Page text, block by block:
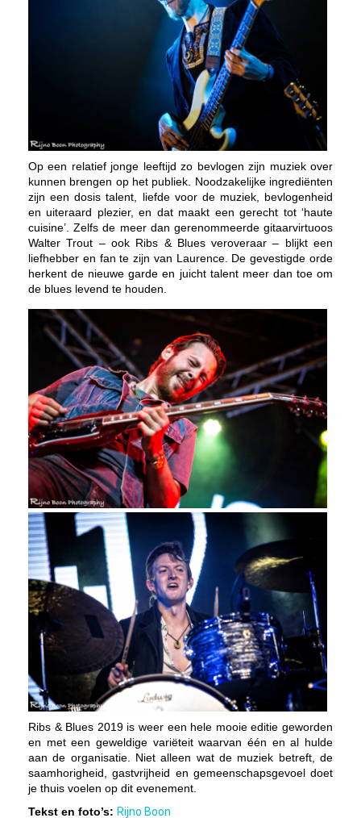
Op een relatief jonge leeftijd zo bevlogen zijn muziek over
kunnen brengen op het publiek. Noodzakelijke ingrediënten
zijn een dosis talent, liefde voor de muziek, bevlogenheid
en uiteraard plezier, en dat maakt een gerecht tot ‘haute
cuisine’. Zelfs de meer dan gerenommeerde gitaarvirtuoos
Walter Trout – ook Ribs & Blues veroveraar – blijkt een
liefhebber en fan te zijn van Laurence. De gevestigde orde
herkent de nieuwe garde en juicht talent meer dan toe om
de blues levend te houden.
Ribs & Blues 2019 is weer een hele mooie editie geworden
en met een geweldige variëteit waarvan één en al hulde
aan de organisatie. Niet alleen wat de muziek betreft, de
saamhorigheid, gastvrijheid en gemeenschapsgevoel doet
je thuis voelen op dit evenement.
Tekst en foto’s: Rijno Boon